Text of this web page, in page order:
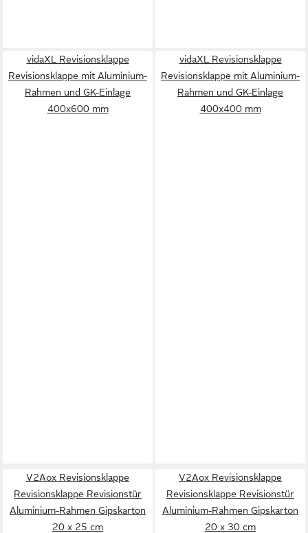
vidaXL Revisionsklappe
Revisionsklappe mit Aluminium-
Rahmen und GK-Einlage
400x600 mm
vidaXL Revisionsklappe
Revisionsklappe mit Aluminium-
Rahmen und GK-Einlage
400x400 mm
V2Aox Revisionsklappe
Revisionsklappe Revisionstür
Aluminium-Rahmen Gipskarton
20 x 25 cm
V2Aox Revisionsklappe
Revisionsklappe Revisionstür
Aluminium-Rahmen Gipskarton
20 x 30 cm